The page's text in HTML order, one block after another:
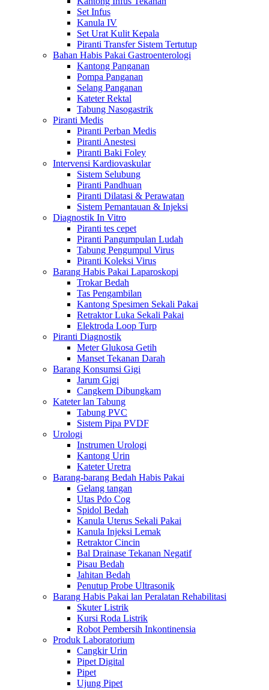
Set Infus
Kanula IV
Set Urat Kulit Kepala
Piranti Transfer Sistem Tertutup
Bahan Habis Pakai Gastroenterologi
Kantong Panganan
Pompa Panganan
Selang Panganan
Kateter Rektal
Tabung Nasogastrik
Piranti Medis
Piranti Perban Medis
Piranti Anestesi
Piranti Baki Foley
Intervensi Kardiovaskular
Sistem Selubung
Piranti Pandhuan
Piranti Dilatasi & Perawatan
Sistem Pemantauan & Injeksi
Diagnostik In Vitro
Piranti tes cepet
Piranti Pangumpulan Ludah
Tabung Pengumpul Virus
Piranti Koleksi Virus
Barang Habis Pakai Laparoskopi
Trokar Bedah
Tas Pengambilan
Kantong Spesimen Sekali Pakai
Retraktor Luka Sekali Pakai
Elektroda Loop Turp
Piranti Diagnostik
Meter Glukosa Getih
Manset Tekanan Darah
Barang Konsumsi Gigi
Jarum Gigi
Cangkem Dibungkam
Kateter lan Tabung
Tabung PVC
Sistem Pipa PVDF
Urologi
Instrumen Urologi
Kantong Urin
Kateter Uretra
Barang-barang Bedah Habis Pakai
Gelang tangan
Utas Pdo Cog
Spidol Bedah
Kanula Uterus Sekali Pakai
Kanula Injeksi Lemak
Retraktor Cincin
Bal Drainase Tekanan Negatif
Pisau Bedah
Jahitan Bedah
Penutup Probe Ultrasonik
Barang Habis Pakai lan Peralatan Rehabilitasi
Skuter Listrik
Kursi Roda Listrik
Robot Pembersih Inkontinensia
Produk Laboratorium
Cangkir Urin
Pipet Digital
Pipet
Ujung Pipet